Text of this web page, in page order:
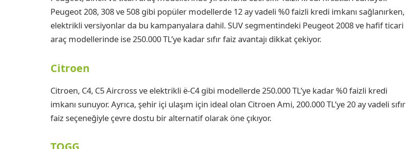
Peugeot 208, 308 ve 508 gibi popüler modellerde 12 ay vadeli %0 faizli kredi imkanı sağlanırken,
elektrikli versiyonlar da bu kampanyalara dahil. SUV segmentindeki Peugeot 2008 ve hafif ticari
araç modellerinde ise 250.000 TL’ye kadar sıfır faiz avantajı dikkat çekiyor.
Citroen
Citroen, C4, C5 Aircross ve elektrikli ë-C4 gibi modellerde 250.000 TL’ye kadar %0 faizli kredi
imkanı sunuyor. Ayrıca, şehir içi ulaşım için ideal olan Citroen Ami, 200.000 TL’ye 20 ay vadeli sıfır
faiz seçeneğiyle çevre dostu bir alternatif olarak öne çıkıyor.